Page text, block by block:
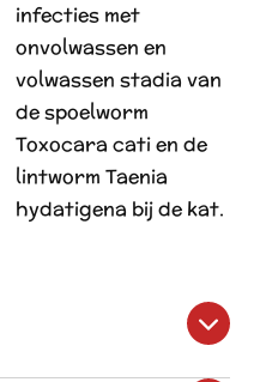
infecties met
onvolwassen en
volwassen stadia van
de spoelworm
Toxocara cati en de
lintworm Taenia
hydatigena bij de kat.